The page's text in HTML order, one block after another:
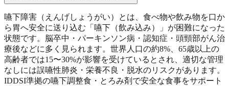
嚥下障害（えんげしょうがい）とは、食べ物や飲み物を口か
ら胃へ安全に送り込む「嚥下（飲み込み）」が困難になった
状態です。脳卒中・パーキンソン病・認知症・頭頸部がん治
療後などに多く見られます。世界人口の約8%、65歳以上の
高齢者では15〜30%が影響を受けているとされ、適切な管理
なしには誤嚥性肺炎・栄養不良・脱水のリスクがあります。
IDDSI準拠の嚥下調整食・とろみ剤で安全な食事をサポート